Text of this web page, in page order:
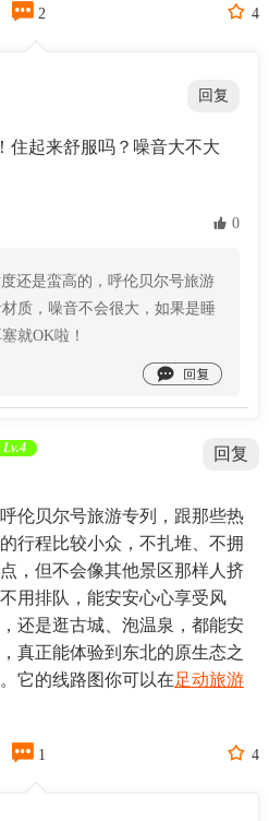
 2  4
回复
住起来舒服吗？噪音大不大
 0
还是蛮高的，呼伦贝尔号旅游
质，噪音不会很大，如果是睡
就OK啦！

Lv.4 回复
伦贝尔号旅游专列，跟那些热
行程比较小众，不扎堆、不拥
，但不会像其他景区那样人挤
用排队，能安安心心享受风
还是逛古城、泡温泉，都能安
真正能体验到东北的原生态之
它的线路图你可以在足动旅游
 1  4